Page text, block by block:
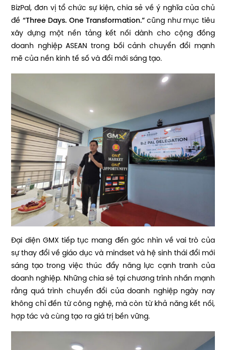
BizPal, đơn vị tổ chức sự kiện, chia sẻ về ý nghĩa của chủ
đề “Three Days. One Transformation.” cũng như mục tiêu
xây dựng một nền tảng kết nối dành cho cộng đồng
doanh nghiệp ASEAN trong bối cảnh chuyển đổi mạnh
mẽ của nền kinh tế số và đổi mới sáng tạo.
Đại diện GMX tiếp tục mang đến góc nhìn về vai trò của
sự thay đổi về giáo dục và mindset và hệ sinh thái đổi mới
sáng tạo trong việc thúc đẩy năng lực cạnh tranh của
doanh nghiệp. Những chia sẻ tại chương trình nhấn mạnh
rằng quá trình chuyển đổi của doanh nghiệp ngày nay
không chỉ đến từ công nghệ, mà còn từ khả năng kết nối,
hợp tác và cùng tạo ra giá trị bền vững.